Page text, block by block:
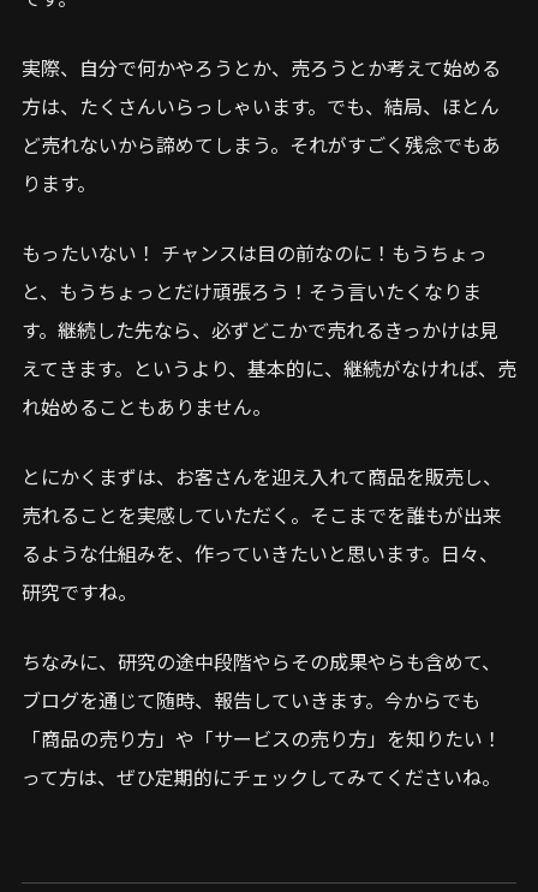
実際、自分で何かやろうとか、売ろうとか考えて始める
方は、たくさんいらっしゃいます。でも、結局、ほとん
ど売れないから諦めてしまう。それがすごく残念でもあ
ります。
もったいない！ チャンスは目の前なのに！もうちょっ
と、もうちょっとだけ頑張ろう！そう言いたくなりま
す。継続した先なら、必ずどこかで売れるきっかけは見
えてきます。というより、基本的に、継続がなければ、売
れ始めることもありません。
とにかくまずは、お客さんを迎え入れて商品を販売し、
売れることを実感していただく。そこまでを誰もが出来
るような仕組みを、作っていきたいと思います。日々、
研究ですね。
ちなみに、研究の途中段階やらその成果やらも含めて、
ブログを通じて随時、報告していきます。今からでも
「商品の売り方」や「サービスの売り方」を知りたい！
って方は、ぜひ定期的にチェックしてみてくださいね。